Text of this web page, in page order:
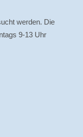
werden. Die
9-13 Uhr